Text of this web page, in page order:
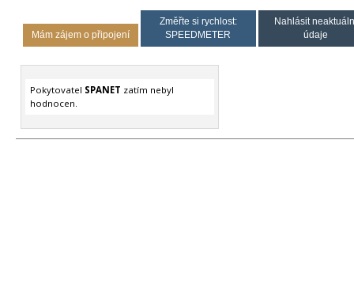
Mám zájem o připojení
Změřte si rychlost:
SPEEDMETER
Nahlásit
údaje
Pokytovatel SPANET zatím nebyl
hodnocen.